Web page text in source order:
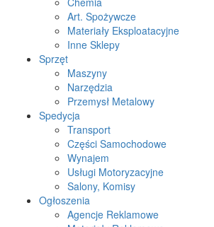
Art. Spożywcze
Materiały Eksploatacyjne
Inne Sklepy
Sprzęt
Maszyny
Narzędzia
Przemysł Metalowy
Spedycja
Transport
Części Samochodowe
Wynajem
Usługi Motoryzacyjne
Salony, Komisy
Ogłoszenia
Agencje Reklamowe